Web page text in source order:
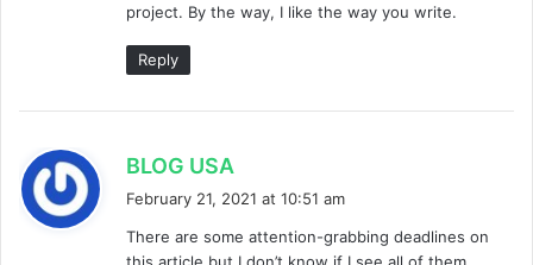
project. By the way, I like the way you write.
Reply
BLOG USA
s
February 21, 2021 at 10:51 am
There are some attention-grabbing deadlines on